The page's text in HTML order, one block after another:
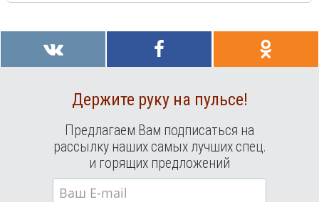
Держите руку на пульсе!
Предлагаем Вам подписаться на
рассылку наших самых лучших спец.
и горящих предложений